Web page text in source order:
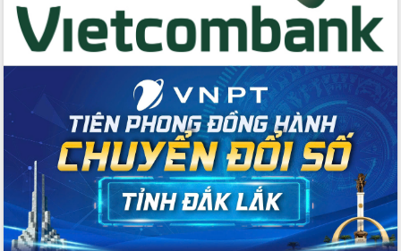
quốc phòng, quân sự địa phương năm
2026
Đắk Lắk tập trung toàn lực khắc phục
tồn tại IUU, sẵn sàng làm việc với
Chủ tịch UBND tỉnh Tạ Anh Tuấn thăm,
chúc mừng các bệnh viện nhân Ngày
Thầy thuốc Việt Nam
Rộn ràng lễ hội truyền thống Sông
nước Đà Nông lần thứ I năm 2026
Kỳ họp Chuyên đề lần thứ Năm, HĐND
tỉnh Đắk Lắk thông qua các nghị quyết
quan trọng